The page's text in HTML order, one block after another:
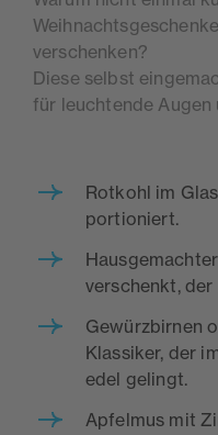
verschenken?
Diese selbst
für leuchtende Augen
Rotkohl im
portioniert.
verschenkt,
Gewürzbirnen
Klassiker, der
edel gelingt.
Apfelmus mit